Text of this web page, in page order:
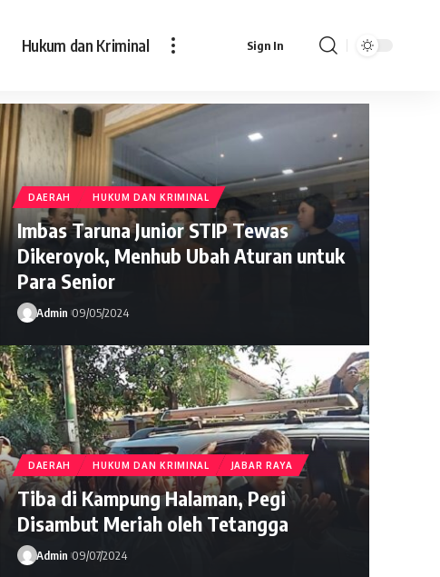
Hukum dan Kriminal Sign In
Admin
DAERAH HUKUM DAN KRIMINAL
Imbas Taruna Junior STIP Tewas
Dikeroyok, Menhub Ubah Aturan untuk
Para Senior
Admin 09/05/2024
DAERAH HUKUM DAN KRIMINAL JABAR RAYA
Tiba di Kampung Halaman, Pegi
Disambut Meriah oleh Tetangga
Admin 09/07/2024